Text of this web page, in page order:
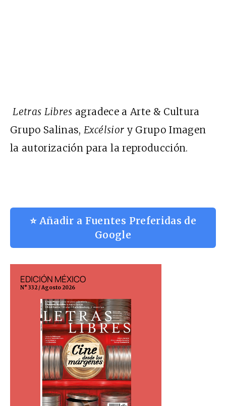
Letras Libres agradece a Arte & Cultura
Grupo Salinas, Excélsior y Grupo Imagen
la autorización para la reproducción.
⭐ Añadir a Fuentes Preferidas de
Google
EDICIÓN MÉXICO
N° 332 / Agosto 2026